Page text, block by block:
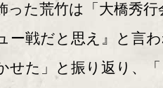
た荒竹は「大橋秀行
ー戦だと思え』と言
せた」と振り返り、